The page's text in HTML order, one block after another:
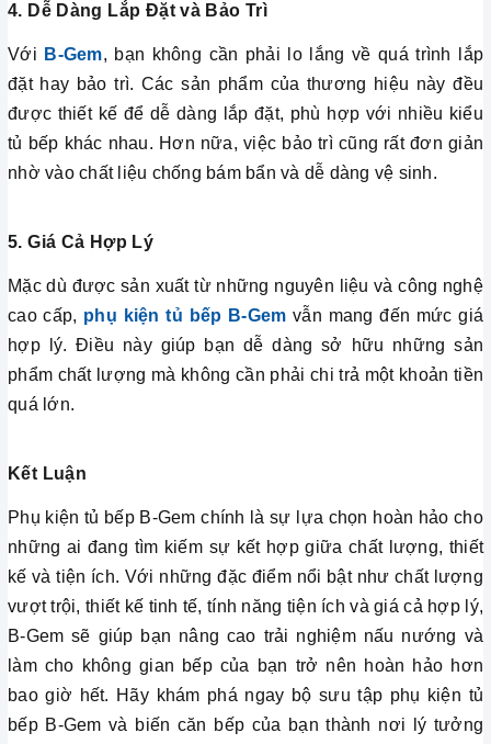
4. Dễ Dàng Lắp Đặt và Bảo Trì
Với B-Gem, bạn không cần phải lo lắng về quá trình lắp
đặt hay bảo trì. Các sản phẩm của thương hiệu này đều
được thiết kế để dễ dàng lắp đặt, phù hợp với nhiều kiểu
tủ bếp khác nhau. Hơn nữa, việc bảo trì cũng rất đơn giản
nhờ vào chất liệu chống bám bẩn và dễ dàng vệ sinh.
5. Giá Cả Hợp Lý
Mặc dù được sản xuất từ những nguyên liệu và công nghệ
cao cấp, phụ kiện tủ bếp B-Gem vẫn mang đến mức giá
hợp lý. Điều này giúp bạn dễ dàng sở hữu những sản
phẩm chất lượng mà không cần phải chi trả một khoản tiền
quá lớn.
Kết Luận
Phụ kiện tủ bếp B-Gem chính là sự lựa chọn hoàn hảo cho
những ai đang tìm kiếm sự kết hợp giữa chất lượng, thiết
kế và tiện ích. Với những đặc điểm nổi bật như chất lượng
vượt trội, thiết kế tinh tế, tính năng tiện ích và giá cả hợp lý,
B-Gem sẽ giúp bạn nâng cao trải nghiệm nấu nướng và
làm cho không gian bếp của bạn trở nên hoàn hảo hơn
bao giờ hết. Hãy khám phá ngay bộ sưu tập phụ kiện tủ
bếp B-Gem và biến căn bếp của bạn thành nơi lý tưởng